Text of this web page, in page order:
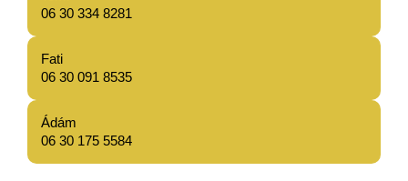
06 30 334 8281
Fati
06 30 091 8535
Ádám
06 30 175 5584